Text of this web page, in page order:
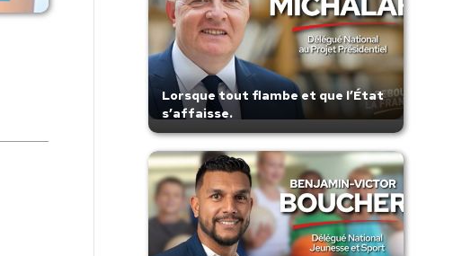
Lorsque tout flambe et que l’État
s’affaisse.